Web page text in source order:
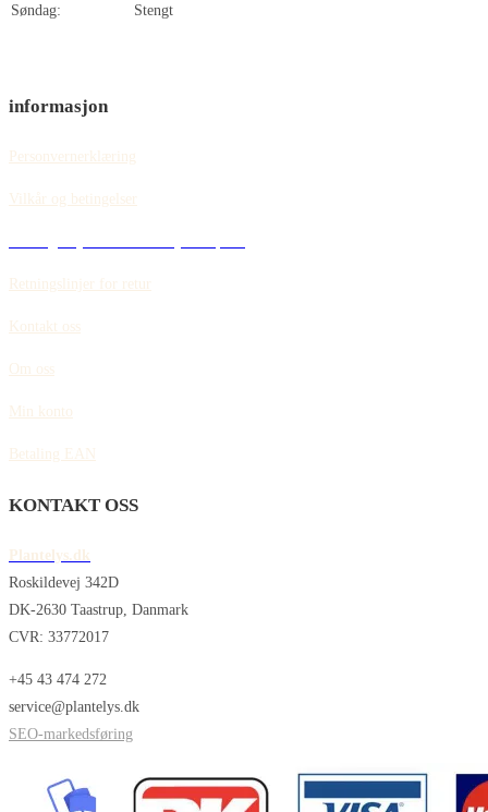
Søndag:
Stengt
informasjon
Personvernerklæring
Vilkår og betingelser
Retningslinjer for retur
Kontakt oss
Om oss
Min konto
Betaling EAN
KONTAKT OSS
Plantelys.dk
Roskildevej 342D
DK-2630 Taastrup, Danmark
CVR: 33772017
+45 43 474 272
service@plantelys.dk
SEO-markedsføring